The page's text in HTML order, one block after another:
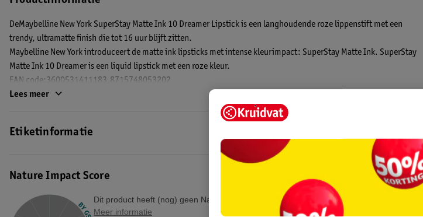
DeMaybelline New York SuperStay Matte Ink 10 Dreamer Lipstick is een langhoudende roze lippenstift met een
trendy, ultramatte finish die tot 16 uur blijft zitten.
Maybelline New York introduceert de matte ink lipsticks met intense kleurimpact: SuperStay Matte Ink. SuperStay
Matte Ink 10 Dreamer is een liquid lipstick met een roze kleur.
EAN code:3600531411183,8715748053202
Lees meer
Etiketinformatie
Nature Impact Score
Dit product heeft (nog) geen Nature Impact Score.
Meer informatie